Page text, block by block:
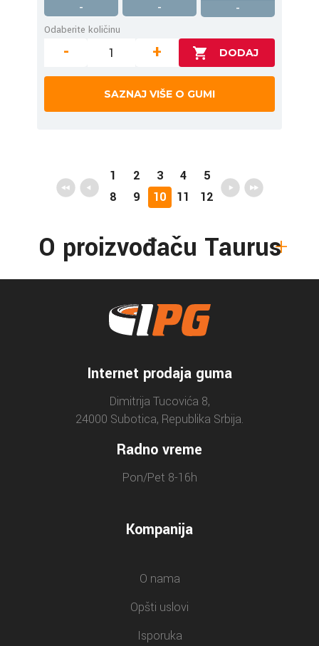
- -
-
Odaberite količinu
- +
SAZNAJ VIŠE O GUMI
1 2 3 4
5
8
9 10 11 12
O proizvođaču Taurus
Internet prodaja guma
Dimitrija Tucovića 8,
24000 Subotica, Republika Srbija.
Radno vreme
Pon/Pet 8-16h
Kompanija
O nama
Opšti uslovi
Isporuka